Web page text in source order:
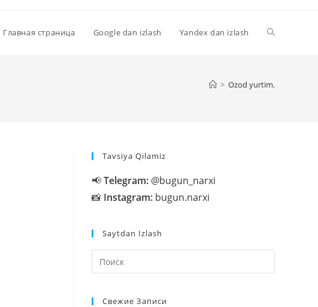
Главная страница Google dan izlash Yandex dan izlash
> Ozod yurtim.
Tavsiya Qilamiz
📢Telegram: @bugun_narxi
📸 Instagram: bugun.narxi
Saytdan Izlash
клавишу
Свежие Записи